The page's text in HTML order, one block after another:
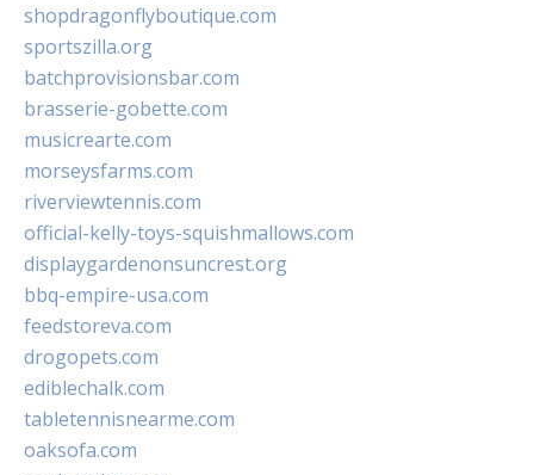
shopdragonflyboutique.com
sportszilla.org
batchprovisionsbar.com
brasserie-gobette.com
musicrearte.com
morseysfarms.com
riverviewtennis.com
official-kelly-toys-squishmallows.com
displaygardenonsuncrest.org
bbq-empire-usa.com
feedstoreva.com
drogopets.com
ediblechalk.com
tabletennisnearme.com
oaksofa.com